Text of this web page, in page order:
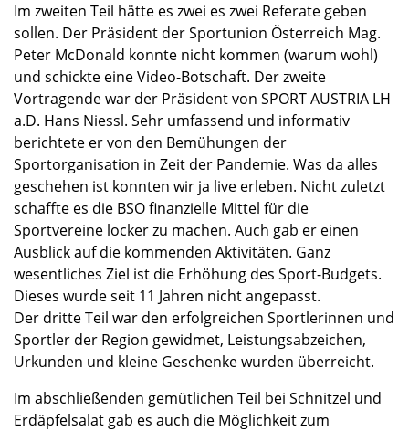
Im zweiten Teil hätte es zwei es zwei Referate geben
sollen. Der Präsident der Sportunion Österreich Mag.
Peter McDonald konnte nicht kommen (warum wohl)
und schickte eine Video-Botschaft. Der zweite
Vortragende war der Präsident von SPORT AUSTRIA LH
a.D. Hans Niessl. Sehr umfassend und informativ
berichtete er von den Bemühungen der
Sportorganisation in Zeit der Pandemie. Was da alles
geschehen ist konnten wir ja live erleben. Nicht zuletzt
schaffte es die BSO finanzielle Mittel für die
Sportvereine locker zu machen. Auch gab er einen
Ausblick auf die kommenden Aktivitäten. Ganz
wesentliches Ziel ist die Erhöhung des Sport-Budgets.
Dieses wurde seit 11 Jahren nicht angepasst.
Der dritte Teil war den erfolgreichen Sportlerinnen und
Sportler der Region gewidmet, Leistungsabzeichen,
Urkunden und kleine Geschenke wurden überreicht.
Im abschließenden gemütlichen Teil bei Schnitzel und
Erdäpfelsalat gab es auch die Möglichkeit zum